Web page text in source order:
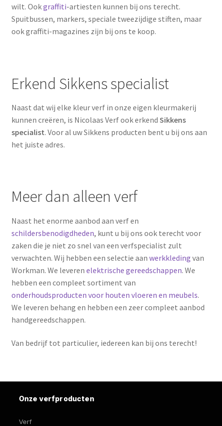
wilt. Ookgraffiti-artiesten kunnen bij ons terecht.
Spuitbussen, markers, speciale tweezijdige stiften, maar
ook graffiti-magazines zijn bij ons te koop.
Erkend Sikkens specialist
Naast dat wij elke kleur verf in onze eigen kleurmakerij
kunnen creëren, is Nicolaas Verf ook erkend Sikkens
specialist. Voor al uw Sikkens producten bent u bij ons aan
het juiste adres.
Meer dan alleen verf
Naast het enorme aanbod aan verf en
schildersbenodigdheden, kunt u bij ons ook terecht voor
zaken die je niet zo snel van een verfspecialist zult
verwachten. Wij hebben een selectie aan werkkleding van
Workman. We leveren elektrische gereedschappen. We
hebben een compleet sortiment van
onderhoudsproducten voor houten vloeren en meubels.
We leveren behang en hebben een zeer compleet aanbod
handgereedschappen.
Van bedrijf tot particulier, iedereen kan bij ons terecht!
Onze verfproducten
Verf